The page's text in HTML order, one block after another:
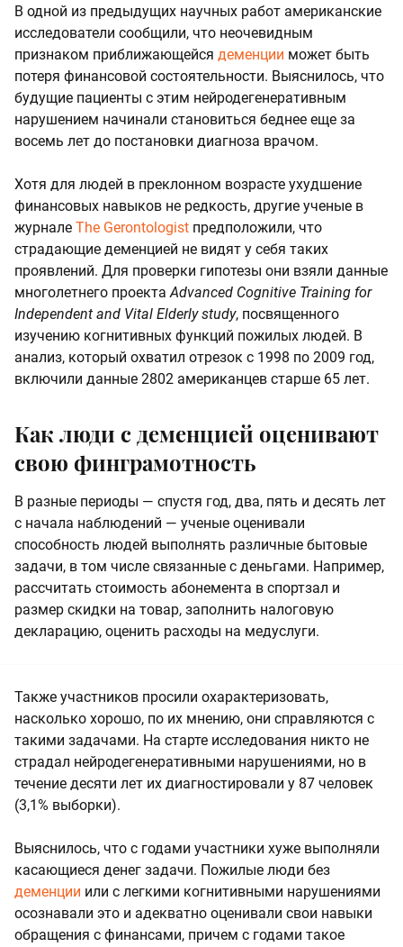
В одной из предыдущих научных работ американские
исследователи сообщили, что неочевидным
признаком приближающейся деменции может быть
потеря финансовой состоятельности. Выяснилось, что
будущие пациенты с этим нейродегенеративным
нарушением начинали становиться беднее еще за
восемь лет до постановки диагноза врачом.
Хотя для людей в преклонном возрасте ухудшение
финансовых навыков не редкость, другие ученые в
журнале The Gerontologist предположили, что
страдающие деменцией не видят у себя таких
проявлений. Для проверки гипотезы они взяли данные
многолетнего проектаAdvanced Cognitive Training for
Independent and Vital Elderly study, посвященного
изучению когнитивных функций пожилых людей. В
анализ, который охватил отрезок с 1998 по 2009 год,
включили данные 2802 американцев старше 65 лет.
Как люди с деменцией оценивают
свою финграмотность
В разные периоды — спустя год, два, пять и десять лет
с начала наблюдений — ученые оценивали
способность людей выполнять различные бытовые
задачи, в том числе связанные с деньгами. Например,
рассчитать стоимость абонемента в спортзал и
размер скидки на товар, заполнить налоговую
декларацию, оценить расходы на медуслуги.
Также участников просили охарактеризовать,
насколько хорошо, по их мнению, они справляются с
такими задачами. На старте исследования никто не
страдал нейродегенеративными нарушениями, но в
течение десяти лет их диагностировали у 87 человек
(3,1% выборки).
Выяснилось, что с годами участники хуже выполняли
касающиеся денег задачи. Пожилые люди без
деменции или с легкими когнитивными нарушениями
осознавали это и адекватно оценивали свои навыки
обращения с финансами, причем с годами такое